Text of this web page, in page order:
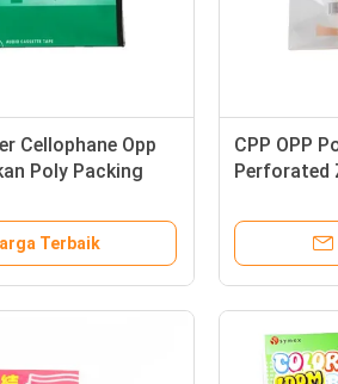
Cellophane Opp
Poly Packing
Terbaik
CPP OPP
Perforated